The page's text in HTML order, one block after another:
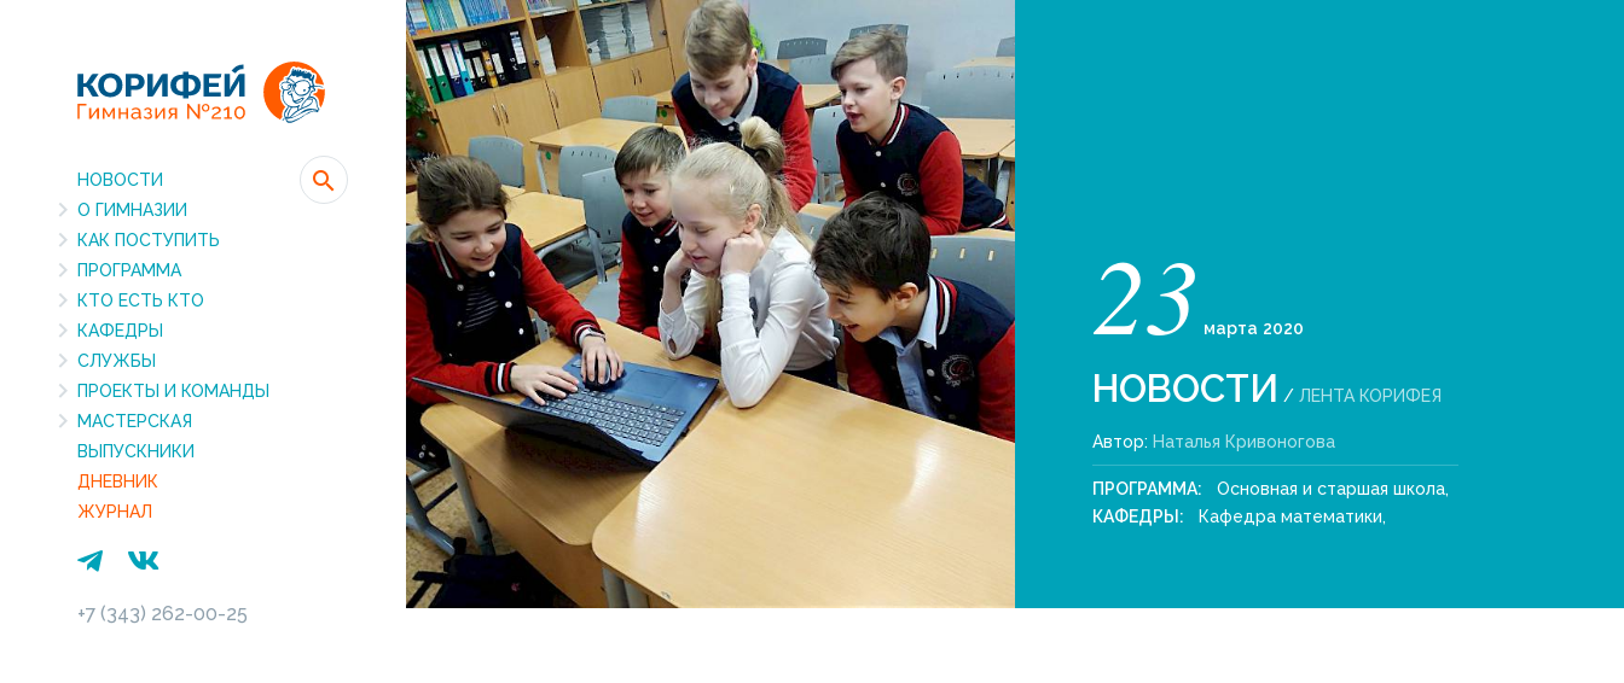
НОВОСТИ
О ГИМНАЗИИ
КАК ПОСТУПИТЬ
ПРОГРАММА
КТО ЕСТЬ КТО
КАФЕДРЫ
СЛУЖБЫ
ПРОЕКТЫ И КОМАНДЫ
МАСТЕРСКАЯ
ВЫПУСКНИКИ
ДНЕВНИК
ЖУРНАЛ
+7 (343) 262-00-25
23 марта 2020
НОВОСТИ / ЛЕНТА КОРИФЕЯ
Автор: Наталья Кривоногова
ПРОГРАММА: Основная и старшая школа,
КАФЕДРЫ:
Кафедра математики,